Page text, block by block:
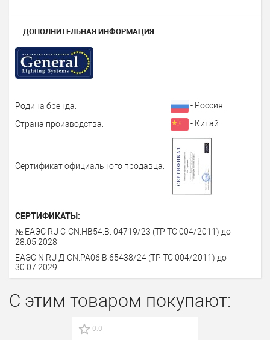
ДОПОЛНИТЕЛЬНАЯ ИНФОРМАЦИЯ
Родина бренда:
- Россия
Страна производства:
- Китай
Сертификат официального продавца:
СЕРТИФИКАТЫ:
№ ЕАЭС RU C-CN.НВ54.В. 04719/23 (ТР ТС 004/2011) до
28.05.2028
ЕАЭС N RU Д-CN.PA06.B.65438/24 (ТР ТС 004/2011) до
30.07.2029
С этим товаром покупают:
0.0